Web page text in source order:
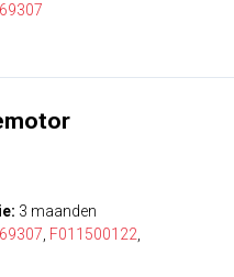
3 maanden
F011500122